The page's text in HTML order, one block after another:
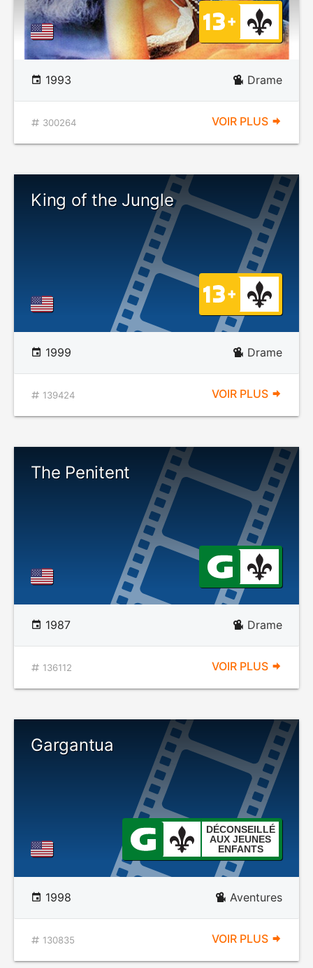
1993 Drame
300264 VOIR PLUS
King of the Jungle
1999 Drame
139424 VOIR PLUS
The Penitent
1987 Drame
136112 VOIR PLUS
Gargantua
DÉCONSEILLÉ
AUX JEUNES
ENFANTS
1998 Aventures
130835 VOIR PLUS